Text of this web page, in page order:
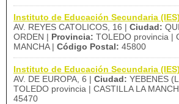
Instituto de Educación Secundaria
AV. REYES CATOLICOS, 16 | Ciudad:
ORDEN | Provincia: TOLEDO provincia |
MANCHA | Código Postal: 45800
Instituto de Educación Secundaria
AV. DE EUROPA, 6 | Ciudad: YEBENES
TOLEDO provincia | CASTILLA LA
45470